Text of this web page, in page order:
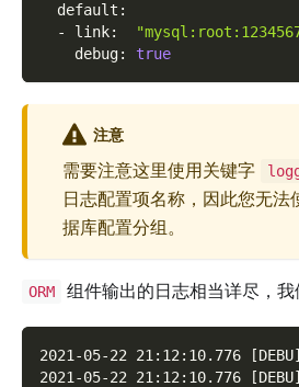
default :
-
link:
debug: true
注意
需要注意这里使用关键字
日志配置项名称，因此您无法
据库配置分组。
ORM 组件输出的日志相当详尽，我
2021-05-22 21:12:10.776
2021-05-22 21:12:10.776